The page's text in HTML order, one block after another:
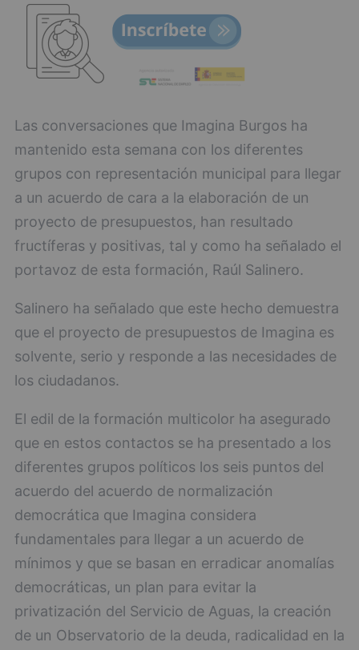
Las conversaciones que Imagina Burgos ha
mantenido esta semana con los diferentes
grupos con representación municipal para llegar
a un acuerdo de cara a la elaboración de un
proyecto de presupuestos, han resultado
fructíferas y positivas, tal y como ha señalado el
portavoz de esta formación, Raúl Salinero.
Salinero ha señalado que este hecho demuestra
que el proyecto de presupuestos de Imagina es
solvente, serio y responde a las necesidades de
los ciudadanos.
El edil de la formación multicolor ha asegurado
que en estos contactos se ha presentado a los
diferentes grupos políticos los seis puntos del
acuerdo del acuerdo de normalización
democrática que Imagina considera
fundamentales para llegar a un acuerdo de
mínimos y que se basan en erradicar anomalías
democráticas, un plan para evitar la
privatización del Servicio de Aguas, la creación
de un Observatorio de la deuda, radicalidad en la